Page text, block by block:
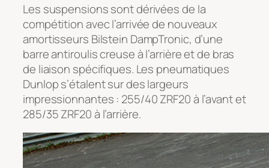
Les suspensions sont dérivées de la
compétition avec l’arrivée de nouveaux
amortisseurs Bilstein DampTronic, d’une
barre antiroulis creuse à l’arrière et de bras
de liaison spécifiques. Les pneumatiques
Dunlop s’étalent sur des largeurs
impressionnantes : 255/40 ZRF20 à l’avant et
285/35 ZRF20 à l’arrière.